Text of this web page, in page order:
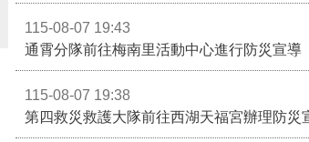
115-08-07 19:43
通霄分隊前往梅南里活動中心進行防災宣導
115-08-07 19:38
第四救災救護大隊前往西湖天福宮辦理防災